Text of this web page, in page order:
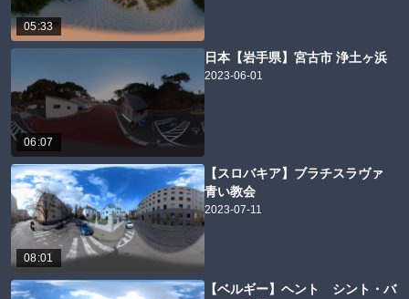
05:33
06:07
日本【岩手県】宮古市 浄土ヶ浜
2023-06-01
08:01
【スロバキア】ブラチスラヴァ
青い教会
2023-07-11
【ベルギー】ヘント シント・バ